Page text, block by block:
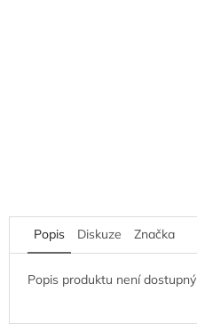
Popis Diskuze Značka
Popis produktu není dostupný